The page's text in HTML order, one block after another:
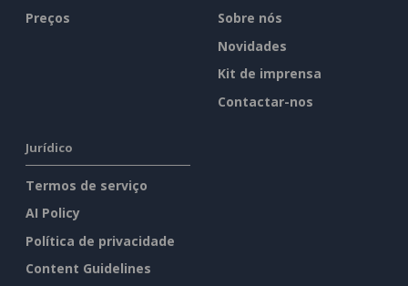
Preços
Sobre nós
Novidades
Kit de imprensa
Contactar-nos
Jurídico
Termos de serviço
AI Policy
Política de privacidade
Content Guidelines